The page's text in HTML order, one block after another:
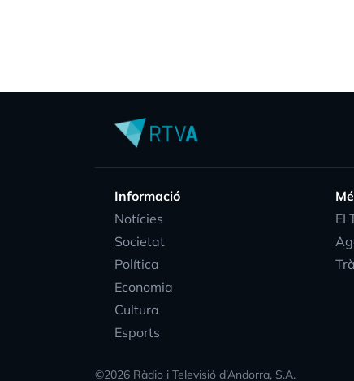
Informació
Notícies
Societat
Política
Economia
Cultura
Esports
EI
©2026 Ràdio i Televisió d’Andorra, S.A.